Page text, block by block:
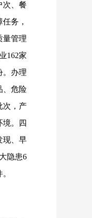
次、餐
务，
量管理
162家
。办理
、危险
次，产
境。四
现、早
隐患6